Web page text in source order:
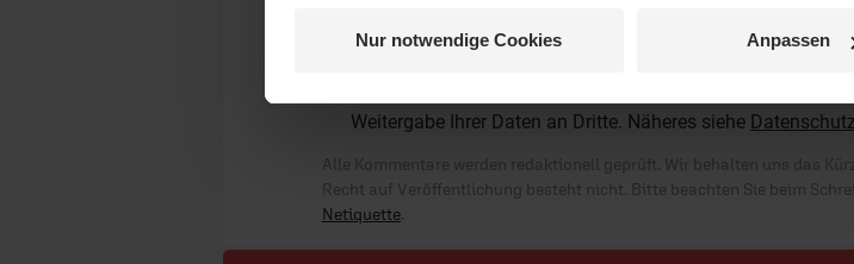
Nur notwendige Cookies Anpassen
Ich bin damit einverstanden, dass meine Angaben
Weitergabe Ihrer Daten an Dritte. Näheres siehe
Alle Kommentare werden redaktionell geprüft. Wir behalten uns das
Recht auf Veröffentlichung besteht nicht. Bitte beachten Sie beim
Netiquette.